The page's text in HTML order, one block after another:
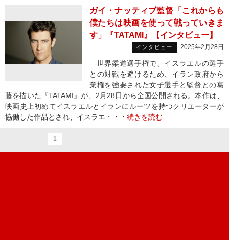
ガイ・ナッティブ監督「これからも
僕たちは映画を使って戦っていきま
す」『TATAMI』【インタビュー】
インタビュー 2025年2月28日
世界柔道選手権で、イスラエルの選手
との対戦を避けるため、イラン政府から
棄権を強要された女子選手と監督との葛
藤を描いた『TATAMI』が、2月28日から全国公開される。本作は、
映画史上初めてイスラエルとイランにルーツを持つクリエーターが
協働した作品とされ、イスラエ・・・ 続きを読む
1